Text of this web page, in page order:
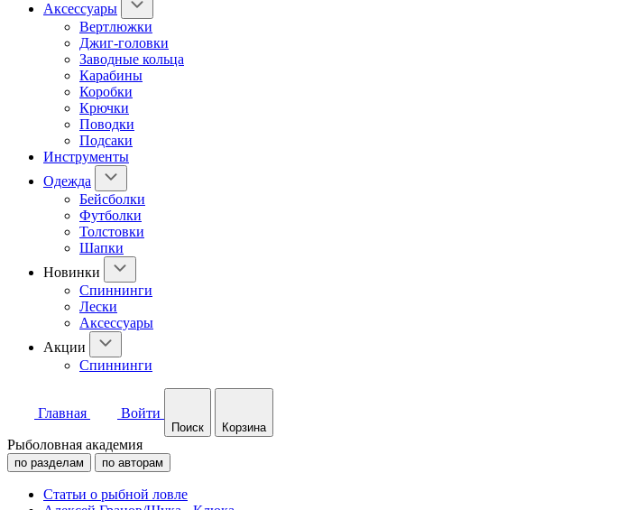
Аксессуары
Вертлюжки
Джиг-головки
Заводные кольца
Карабины
Коробки
Крючки
Поводки
Подсаки
Инструменты
Одежда
Бейсболки
Футболки
Толстовки
Шапки
Новинки
Спиннинги
Лески
Аксессуары
Акции
Спиннинги
Главная Войти
Поиск Корзина
Рыболовная академия
по разделам по авторам
Статьи о рыбной ловле